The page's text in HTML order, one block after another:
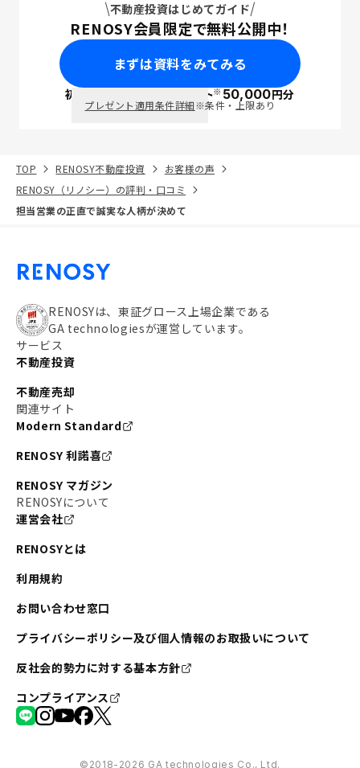
不動産投資はじめてガイド
RENOSY会員限定で無料公開中！
まずは資料をみてみる
初回面談で ポイント※50,000円分
プレゼント適用条件詳細※条件・上限あり
TOP RENOSY不動産投資
お客様の声
RENOSY（リノシー）の評判・口コミ
担当営業の正直で誠実な人柄が決めて
RENOSYは、東証グロース上場企業である
GA technologiesが運営しています。
サービス
不動産投資
不動産売却
関連サイト
Modern Standard
RENOSY 利諾喜
RENOSY マガジン
RENOSYについて
運営会社
RENOSYとは
利用規約
お問い合わせ窓口
プライバシーポリシー及び個人情報のお取扱いについて
反社会的勢力に対する基本方針
コンプライアンス
©︎2018-2026 GA technologies Co., Ltd.